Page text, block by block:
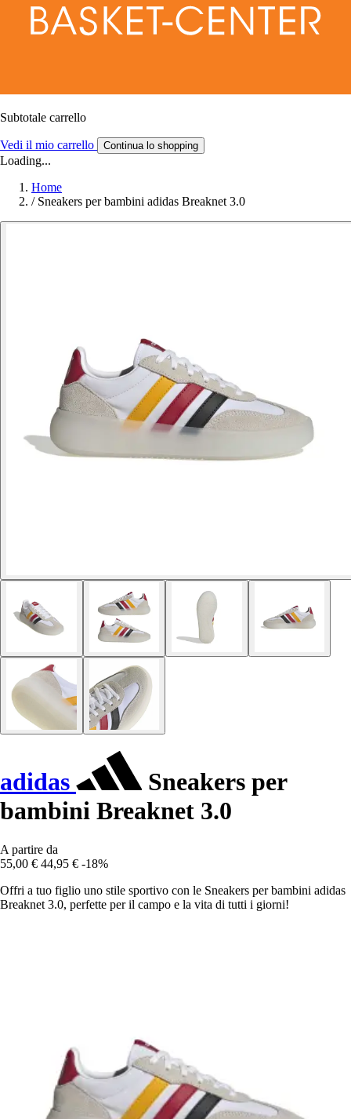
Subtotale carrello
Vedi il mio carrello Continua lo shopping
Loading...
Home
/ Sneakers per bambini adidas Breaknet 3.0
adidas
Sneakers per
bambini Breaknet 3.0
A partire da
55,00 € 44,95 € -18%
Offri a tuo figlio uno stile sportivo con le Sneakers per bambini adidas
Breaknet 3.0, perfette per il campo e la vita di tutti i giorni!